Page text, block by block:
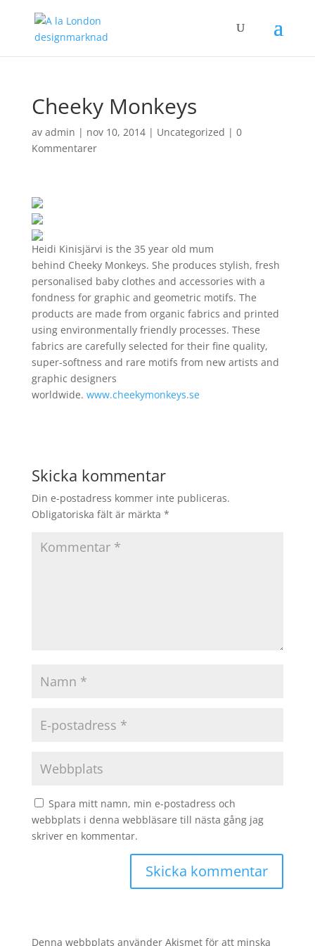
Cheeky Monkeys
av admin | nov 10, 2014| Uncategorized | 0
Kommentarer
Heidi Kinisjärvi is the 35 year old mum
behind Cheeky Monkeys. She produces stylish, fresh
personalised baby clothes and accessories with a
fondness for graphic and geometric motifs. The
products are made from organic fabrics and printed
using environmentally friendly processes. These
fabrics are carefully selected for their fine quality,
super-softness and rare motifs from new artists and
graphic designers
worldwide. www.cheekymonkeys.se
Skicka kommentar
Din e-postadress kommer inte publiceras.
Obligatoriska fält är märkta *
Spara mitt namn, min e-postadress och
webbplats i denna webbläsare till nästa gång jag
skriver en kommentar.
Denna webbplats använder Akismet för att minska